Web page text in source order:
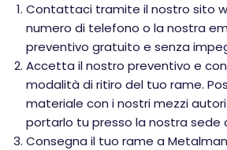
Contattaci tramite il nostro sito
numero di telefono o la nostra
preventivo gratuito e senza
Accetta il nostro preventivo e
modalità di ritiro del tuo rame.
materiale con i nostri mezzi
portarlo tu presso la nostra sede
Consegna il tuo rame a